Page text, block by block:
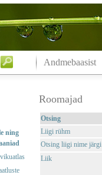
Andmebaasist
ning
Roomajad
Otsing
Liigi rühm
Otsing liigi nime järgi
Liik